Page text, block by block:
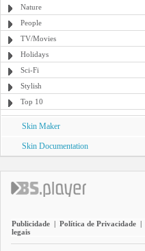
Nature
People
TV/Movies
Holidays
Sci-Fi
Stylish
Top 10
Skin Maker
Skin Documentation
Publicidade | Política de Privacidade |
legais